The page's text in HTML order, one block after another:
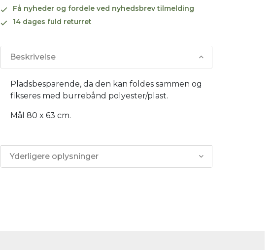
Få nyheder og fordele ved nyhedsbrev tilmelding
14 dages fuld returret
Beskrivelse
Pladsbesparende, da den kan foldes sammen og
fikseres med burrebånd polyester/plast.
Mål 80 x 63 cm.
Yderligere oplysninger